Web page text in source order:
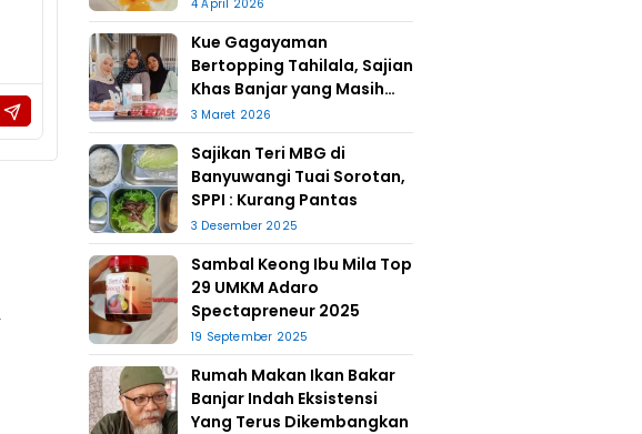
4 April 2026
Kue Gagayaman
Bertopping Tahilala, Sajian
Khas Banjar yang Masih
Bertahan
3 Maret 2026
Sajikan Teri MBG di
Banyuwangi Tuai Sorotan,
SPPI : Kurang Pantas
3 Desember 2025
Sambal Keong Ibu Mila Top
29 UMKM Adaro
Spectapreneur 2025
19 September 2025
Rumah Makan Ikan Bakar
Banjar Indah Eksistensi
Yang Terus Dikembangkan